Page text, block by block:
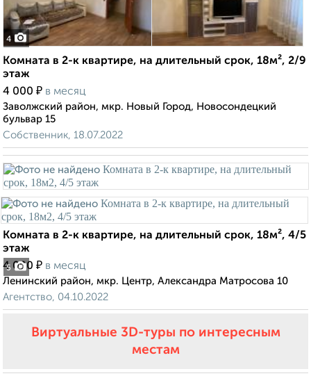
4
Комната в 2-к квартире, на длительный срок, 18м², 2/9
этаж
4 000 ₽ в месяц
Заволжский район, мкр. Новый Город, Новосондецкий
бульвар 15
Собственник, 18.07.2022
5
Комната в 2-к квартире, на длительный срок, 18м², 4/5
этаж
4 000 ₽ в месяц
Ленинский район, мкр. Центр, Александра Матросова 10
Агентство, 04.10.2022
Виртуальные 3D-туры по интересным
местам